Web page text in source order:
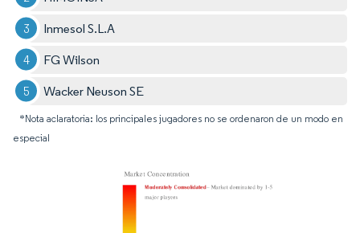
Inmesol S.L.A
FG Wilson
Wacker Neuson SE
*Nota aclaratoria: los principales jugadores no se ordenaron de un modo en
especial